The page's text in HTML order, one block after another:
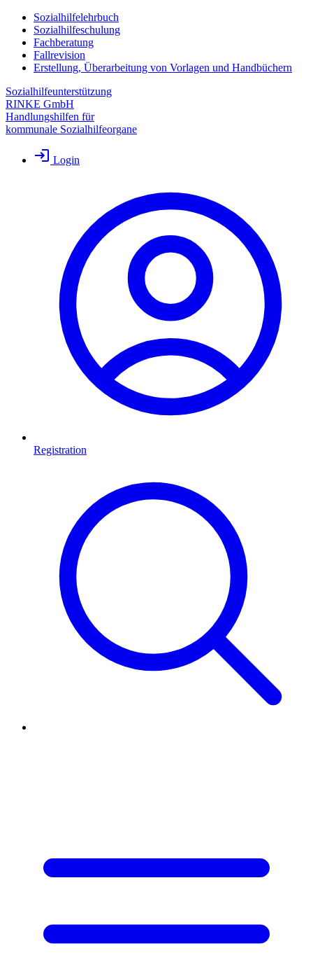
Sozialhilfelehrbuch
Sozialhilfeschulung
Fachberatung
Fallrevision
Erstellung, Überarbeitung von Vorlagen und Handbüchern
Sozialhilfeunterstützung
RINKE GmbH
Handlungshilfen für
kommunale Sozialhilfeorgane
Login
Registration